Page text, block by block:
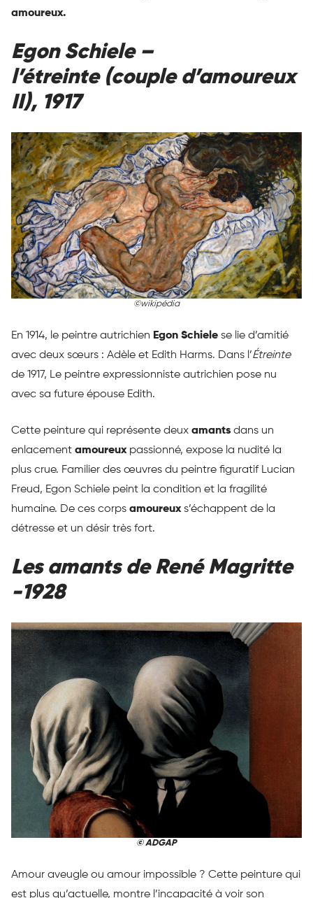
amoureux.
Egon Schiele –
l’étreinte (couple d’amoureux
II), 1917
©wikipédia
En 1914, le peintre autrichien Egon Schiele se lie d’amitié
avec deux sœurs : Adèle et Edith Harms. Dans l’Étreinte
de 1917, Le peintre expressionniste autrichien pose nu
avec sa future épouse Edith.
Cette peinture qui représente deux amants dans un
enlacement amoureuxpassionné, expose la nudité la
plus crue. Familier des œuvres du peintre figuratif Lucian
Freud, Egon Schiele peint la condition et la fragilité
humaine. De ces corps amoureuxs’échappent de la
détresse et un désir très fort.
Les amants de René Magritte
-1928
© ADGAP
Amour aveugle ou amour impossible ? Cette peinture qui
est plus qu’actuelle, montre l’incapacité à voir son